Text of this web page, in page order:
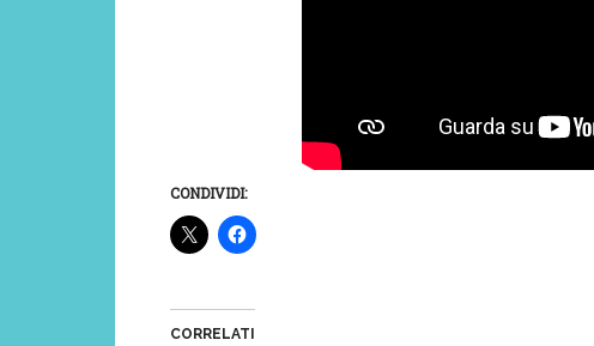
CONDIVIDI:
CORRELATI